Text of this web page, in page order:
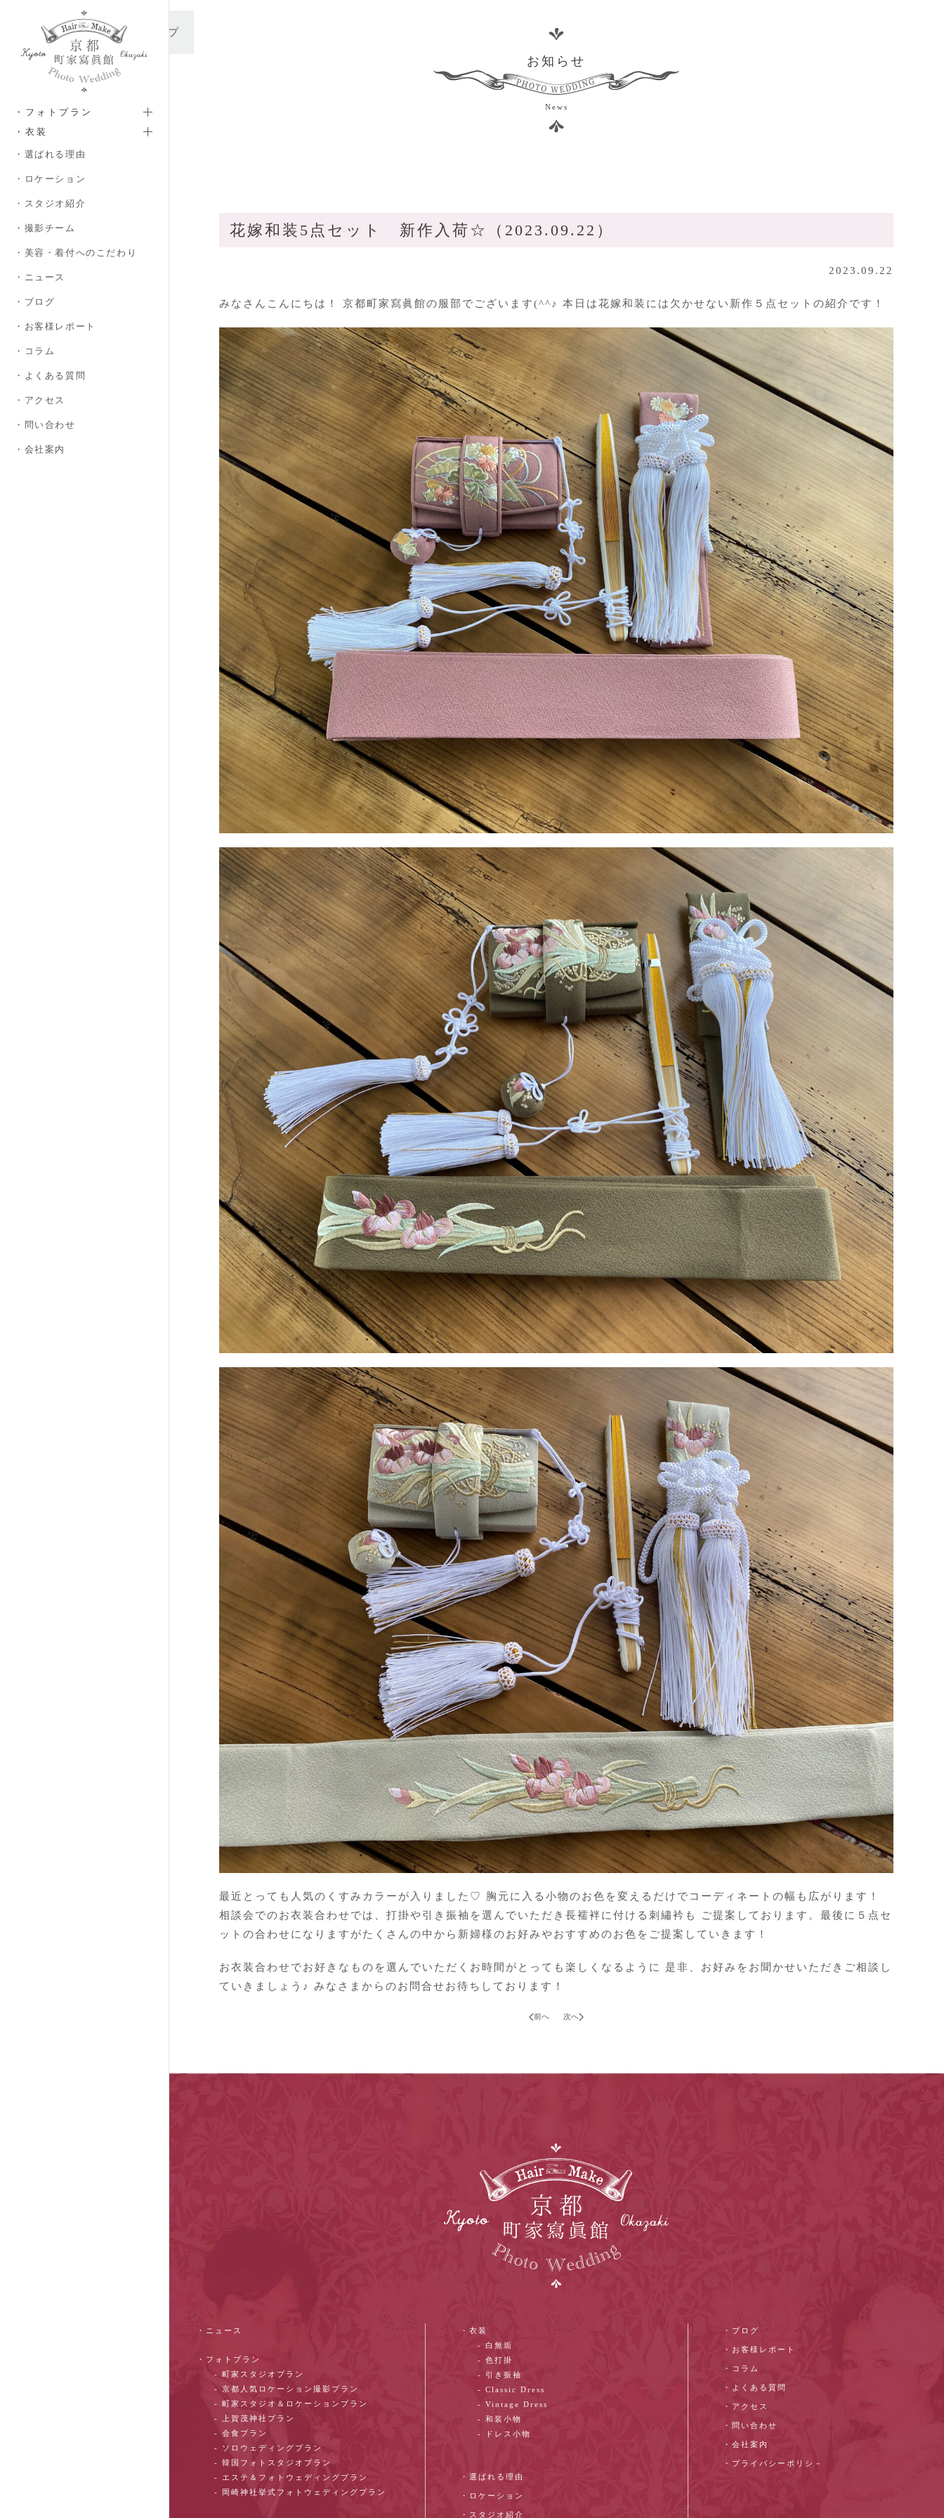
メインコンテンツへスキップ
・フォトプラン
・衣装
・選ばれる理由
・ロケーション
・スタジオ紹介
・撮影チーム
・美容・着付へのこだわり
・ニュース
・ブログ
・お客様レポート
・コラム
・よくある質問
・アクセス
・問い合わせ
・会社案内
お知らせ
News
花嫁和装5点セット 新作入荷☆（2023.09.22）
2023.09.22
みなさんこんにちは！ 京都町家寫眞館の服部でございます(^^♪ 本日は花嫁和装には欠かせない新作５点セットの紹介です！
最近とっても 人気のくすみカラーが入りました♡ 胸元に入る小物のお色を変えるだけでコーディネートの幅も広がります！
相談会でのお衣装合わせでは、打掛や引き振袖を選んでいただき長襦袢に付ける刺繡衿も ご提案しております。最後に５点セ
ットの合わせになりますがたくさんの中から新婦様のお好みやおすすめのお色をご提案していきます！
お衣装合わせでお好きなものを選んでいただくお時間がとっても楽しくなるように 是非、お好みをお聞かせいただきご相談し
ていきましょう♪ みなさまからのお問合せお待ちしております！
前へ 次へ
・ニュース
・フォトプラン
- 町家スタジオプラン
- 京都人気ロケーション撮影プラン
- 町家スタジオ＆ロケーションプラン
- 上賀茂神社プラン
- 会食プラン
- ソロウェディングプラン
- 韓国フォトスタジオプラン
- エステ＆フォトウェディングプラン
- 岡崎神社挙式フォトウェディングプラン
・衣装
- 白無垢
- 色打掛
- 引き振袖
- Classic Dress
- Vintage Dress
- 和装小物
- ドレス小物
・選ばれる理由
・ロケーション
・スタジオ紹介
・ブログ
・お客様レポート
・コラム
・よくある質問
・アクセス
・問い合わせ
・会社案内
・プライバシーポリシ－